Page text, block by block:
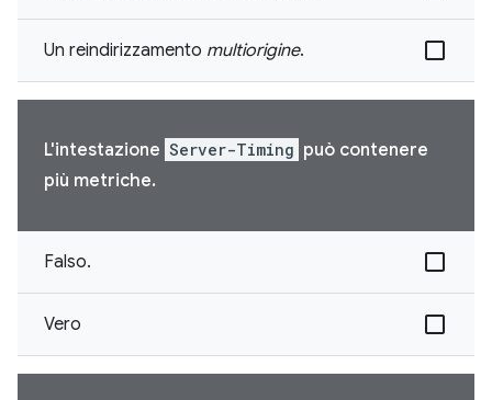
Un reindirizzamento multiorigine.
L'intestazione Server-Timing può contenere
più metriche.
Falso.
Vero